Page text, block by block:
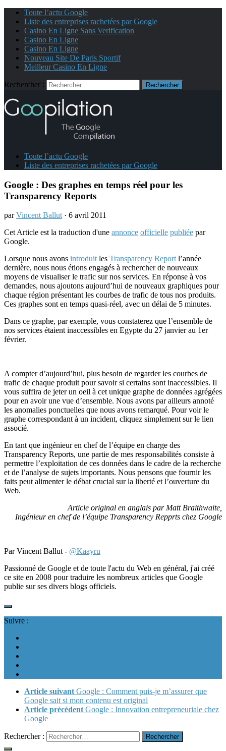
Toute l’actu Google
Liste des entreprises rachetées par Google
Casino En Ligne Sans Verification
Casino En Ligne
Casino En Ligne
Nouveau Site De Paris Sportif
Meilleur Casino En Ligne
Rechercher :
Toute l’actu Google
Liste des entreprises rachetées par Google
Google : Des graphes en temps réel pour les
Transparency Reports
parVincent Ballut· 6 avril 2011
Cet Article est la traduction d'une annonce officielle publiée par
Google.
Lorsque nous avons introduitles Transparency Reportl’année
dernière, nous nous étions engagés à rechercher de nouveaux
moyens de visualiser le trafic sur nos services. En réponse à vos
demandes, nous ajoutons aujourd’hui de nouveaux graphiques pour
chaque région présentant les courbes de trafic de tous nos produits.
Ces graphes sont en temps quasi-réel, avec un délai de 5 minutes.
Dans ce graphe, par exemple, vous constaterez que l’ensemble de
nos services étaient inaccessibles en Egypte du 27 janvier au 1er
février.
A compter d’aujourd’hui, plus besoin de regarder les courbes de
trafic de chaque produit pour savoir si certains sont inaccessibles. Il
vous suffira de jeter un oeil à cet unique graphe de données agrégées
pour en avoir une vue d’ensemble. Nous avons par ailleurs annoté
les anomalies ponctuelles que nous avons remarqué. Pour voir le
graphe correspondant à un incident, cliquez simplement sur le lien
associé.
En tant que ingénieur en chef de l’équipe en charge des
Transparency Reports, une partie de mes responsabilités consiste à
permettre l’exploitation de ces données dans le cadre de la recherche
et de l’analyse de sujets importants. Nous pensons que fournir les
faits peut alimenter le débat crucial sur la liberté et l’ouverture du
Web.
Article original en anglais par Matt Braithwaite,
Ingénieur en chef de l’équipe Transparency Repprts chez Google
Par Vincent Ballut - @Kaayru
Passionné de Google et de toute l'actu du Web en général, j'ai créé
ce site en 2008 pour traduire les nombreux articles que Google
publie sur ses divers blogs officiels.
Suivre :
Article suivant Google : Comment puis-je m’assurer que
Google sait si mon contenu est original
Article précédent Google : Innovation entrepreneuriale chez
Google
Rechercher :